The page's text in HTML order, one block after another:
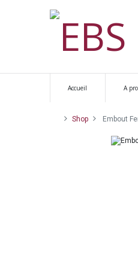
Accueil A
Shop Embout